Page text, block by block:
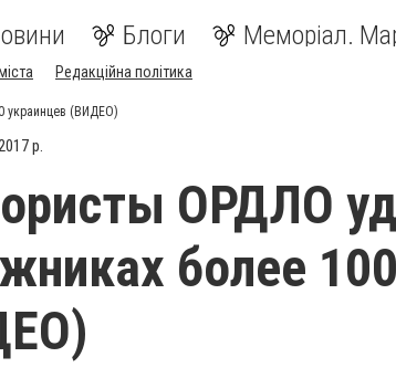
Блоги Меморіал.
Редакційна політика
украинцев (ВИДЕО)
р.
ОРДЛО
более